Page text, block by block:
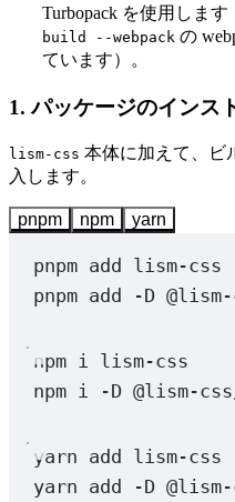
Turbopack を使用します
build --webpack の
ています）。
1. パッケージのインス
lism-css 本体に加えて、ビ
入します。
pnpm npm yarn
pnpm add
lism-css
pnpm add -D
npm i lism-css
npm i -D @lism-
yarn add
lism-css
yarn add -D